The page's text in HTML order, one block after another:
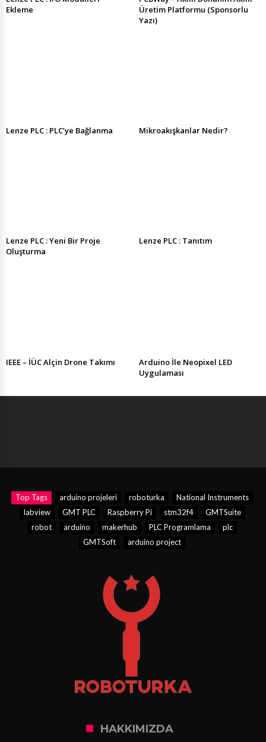
Ekleme
Üretim Platformu (Sponsorlu
Yazı)
Lenze PLC : PLC’ye Bağlanma Mikroakışkanlar Nedir?
Lenze PLC : Yeni Bir Proje
Oluşturma
Lenze PLC : Tanıtım
IEEE – İÜC Alçin Drone Takımı
Arduino İle Neopixel LED
Uygulaması
Top Tags arduino projeleri roboturka
National Instruments
labview
GMT PLC Raspberry Pi stm32f4
GMTSuite
robot
arduino makerhub PLC Programlama
plc
GMTSoft
arduino project
HAKKIMIZDA